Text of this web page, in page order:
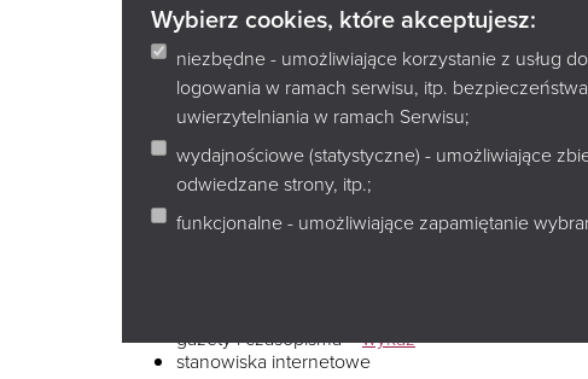
Wybierz cookies, które akceptujesz:
niezbędne - umożliwiające korzystanie z usług
logowania w ramach serwisu, itp.
uwierzytelniania w ramach Serwisu;
wydajnościowe (statystyczne) - umożliwiające
odwiedzane strony, itp.;
funkcjonalne - umożliwiające zapamiętanie
Godziny otwarcia
pn. 10:00-17:00
wt. 10:00-18:00
śr. 10:00-17:00
czw. 10:00-17:00
pt. 10:00-17:00
sob. nieczynne
Filia dla dzieci, młodzieży i dorosłych
gazety i czasopisma –wykaz
stanowiska internetowe